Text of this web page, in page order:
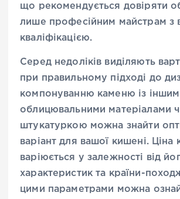
що рекомендується довіряти
лише професійним майстрам з
кваліфікацією.
Серед недоліків виділяють
при правильному підході до
компонуванню каменю із
облицювальними матеріалами
штукатуркою можна знайти
варіант для вашої кишені. Ціна
варіюється у залежності від
характеристик та країни-
цими параметрами можна